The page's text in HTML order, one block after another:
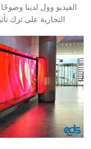
الفيديو وول لدينا
التجارية على ترك